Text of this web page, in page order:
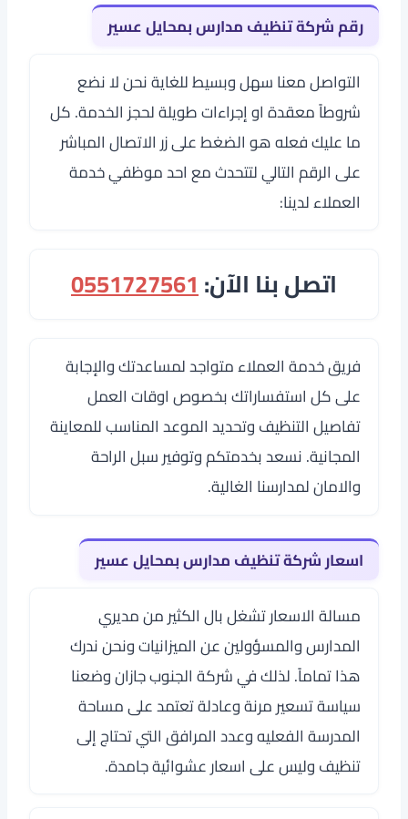
رقم شركة تنظيف مدارس بمحايل عسير
التواصل معنا سهل وبسيط للغاية نحن لا نضع
شروطاً معقدة او إجراءات طويلة لحجز الخدمة. كل
ما عليك فعله هو الضغط على زر الاتصال المباشر
على الرقم التالي لتتحدث مع احد موظفي خدمة
العملاء لدينا:
اتصل بنا الآن:0551727561
فريق خدمة العملاء متواجد لمساعدتك والإجابة
على كل استفساراتك بخصوص اوقات العمل
تفاصيل التنظيف وتحديد الموعد المناسب للمعاينة
المجانية. نسعد بخدمتكم وتوفير سبل الراحة
والامان لمدارسنا الغالية.
اسعار شركة تنظيف مدارس بمحايل عسير
مسالة الاسعار تشغل بال الكثير من مديري
المدارس والمسؤولين عن الميزانيات ونحن ندرك
هذا تماماً. لذلك في شركة الجنوب جازان وضعنا
سياسة تسعير مرنة وعادلة تعتمد على مساحة
المدرسة الفعليه وعدد المرافق التي تحتاج إلى
تنظيف وليس على اسعار عشوائية جامدة.